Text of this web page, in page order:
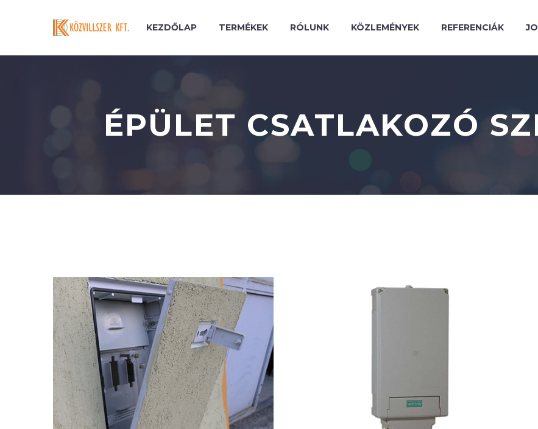
KEZDŐLAP TERMÉKEK RÓLUNK KÖZLEMÉNYEK REFERENCIÁK
ÉPÜLET CSATLAKOZÓ